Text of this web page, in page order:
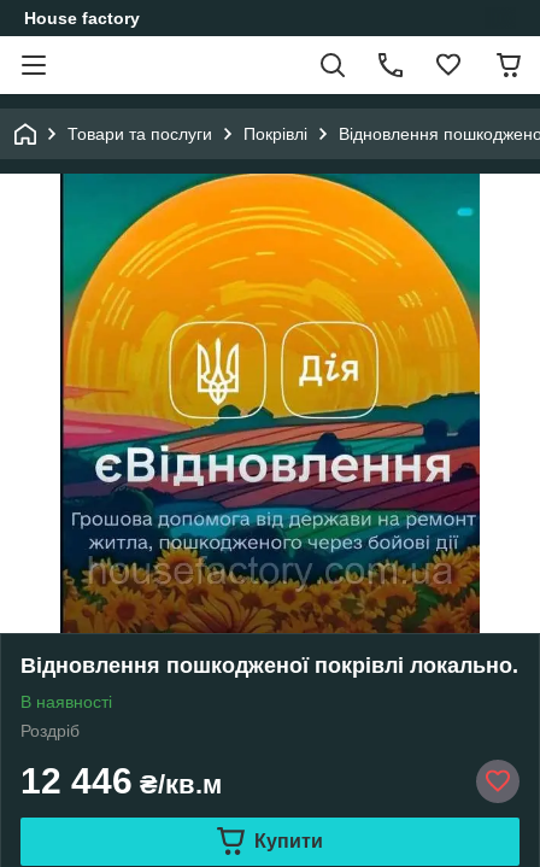
House factory
Товари та послуги Покрівлі Відновлення
Відновлення пошкодженої покрівлі локально.
В наявності
Роздріб
12 446 ₴/кв.м
Купити